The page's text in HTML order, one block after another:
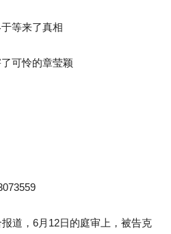
等来了真相
可怜的章莹颖
道，6月12日的庭审上，被告克